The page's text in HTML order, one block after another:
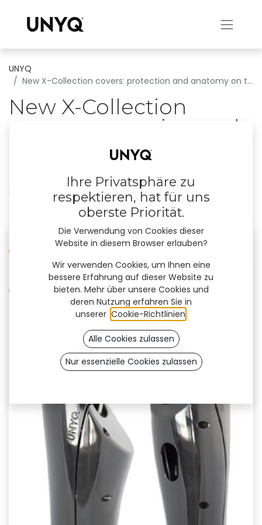
UNYQ
New X-Collection covers: protection and anatomy on the go
New X-Collection
covers: protection and
anatomy on the go
X-Collection: A ready made cover, classic,
elegant and contemporary.
21. Dezember 2023 durchUNYQ
Ihre Privatsphäre zu
respektieren, hat für uns
oberste Priorität.
Die Verwendung von Cookies dieser
Website in diesem Browser erlauben?
Wir verwenden Cookies, um Ihnen eine
bessere Erfahrung auf dieser Website zu
bieten. Mehr über unsere Cookies und
deren Nutzung erfahren Sie in
unserer Cookie-Richtlinien
Alle Cookies zulassen
Nur essenzielle Cookies zulassen